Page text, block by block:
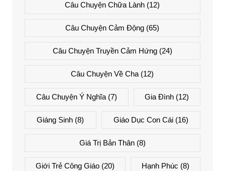
Câu Chuyện Chữa Lành (12)
Câu Chuyện Cảm Động (65)
Câu Chuyện Truyền Cảm Hứng(24)
Câu Chuyện Về Cha (12)
Câu Chuyện Ý Nghĩa(7) Gia Đình (12)
Giáng Sinh (8) Giáo Dục Con Cái(16)
Giá Trị Bản Thân(8)
Giới Trẻ Công Giáo(20) Hạnh Phúc (8)